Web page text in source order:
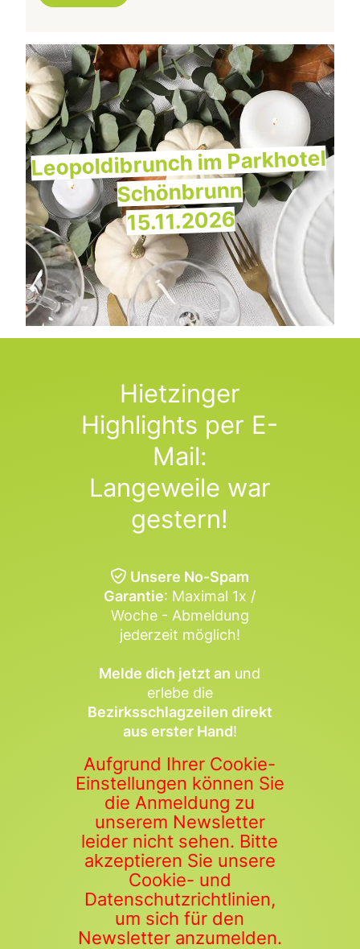
Leopoldibrunch im Parkhotel
Schönbrunn
15.11.2026
Hietzinger
Highlights per E-
Mail:
Langeweile war
gestern!
Unsere No-Spam
Garantie: Maximal 1x /
Woche - Abmeldung
jederzeit möglich!
Melde dich jetzt an und
erlebe die
Bezirksschlagzeilen direkt
aus erster Hand!
Aufgrund Ihrer Cookie-
Einstellungen können Sie
die Anmeldung zu
unserem Newsletter
leider nicht sehen. Bitte
akzeptieren Sie unsere
Cookie- und
Datenschutzrichtlinien,
um sich für den
Newsletter anzumelden.